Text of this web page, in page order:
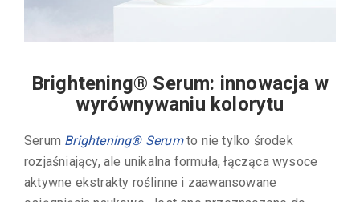
Brightening® Serum: innowacja w
wyrównywaniu kolorytu
Serum Brightening® Serumto nie tylko środek
rozjaśniający, ale unikalna formuła, łącząca wysoce
aktywne ekstrakty roślinne i zaawansowane